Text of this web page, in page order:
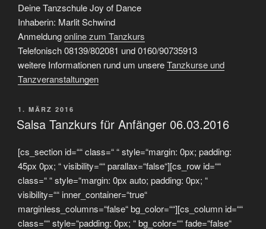
Deine Tanzschule Joy of Dance
Inhaberin: Marlit Schwind
Anmeldungonline zum Tanzkurs
Telefonisch 08139/802081 und 0160/90735913
weitere Informationen rund um unsereTanzkurse und
Tanzveranstaltungen
VERÖFFENTLICHT
AM
1. MÄRZ 2016
Salsa Tanzkurs für Anfänger 06.03.2016
[cs_section id=““ class=“ “ style=“margin: 0px; padding:
45px 0px; “ visibility=““ parallax=“false“][cs_row id=““
class=“ “ style=“margin: 0px auto; padding: 0px; “
visibility=““ inner_container=“true“
marginless_columns=“false“ bg_color=““][cs_column id=““
class=““ style=“padding: 0px; “ bg_color=““ fade=“false“